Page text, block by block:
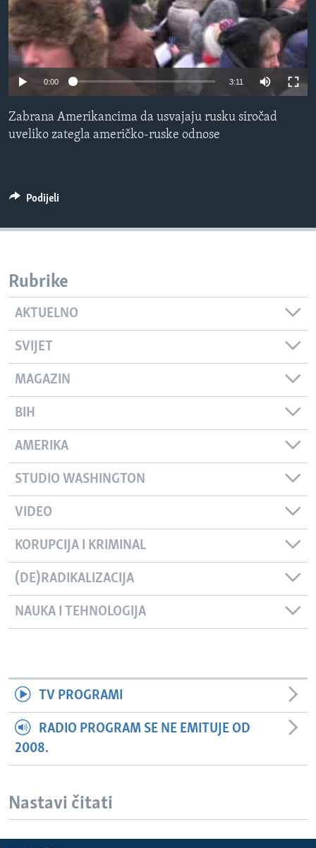
MAGAZIN
O GLASU AMERIKE
Learning English
PRATITE NAS
0:00 3:11
Zabrana Amerikancima da usvajaju rusku siročad
uveliko zategla američko-ruske odnose
Podijeli
Rubrike
AKTUELNO
SVIJET
MAGAZIN
BIH
AMERIKA
STUDIO WASHINGTON
VIDEO
KORUPCIJA I KRIMINAL
(DE)RADIKALIZACIJA
NAUKA I TEHNOLOGIJA
TV PROGRAMI
RADIO PROGRAM SE NE EMITUJE OD
2008.
Nastavi čitati